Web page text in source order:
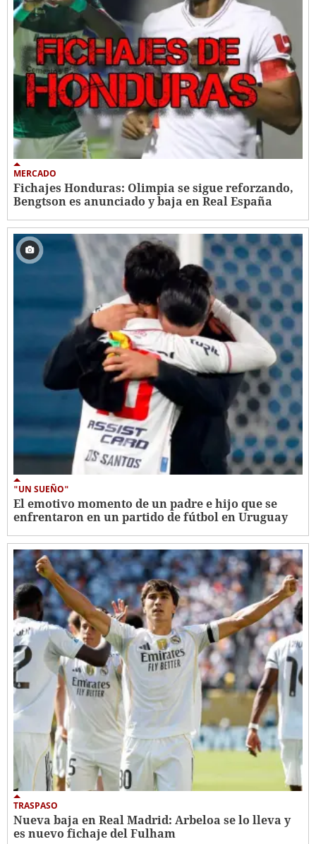
MERCADO
Fichajes Honduras: Olimpia se sigue reforzando,
Bengtson es anunciado y baja en Real España
"UN SUEÑO"
El emotivo momento de un padre e hijo que se
enfrentaron en un partido de fútbol en Uruguay
TRASPASO
Nueva baja en Real Madrid: Arbeloa se lo lleva y
es nuevo fichaje del Fulham